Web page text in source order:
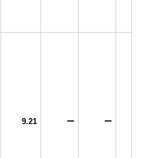
9.21 ー ー